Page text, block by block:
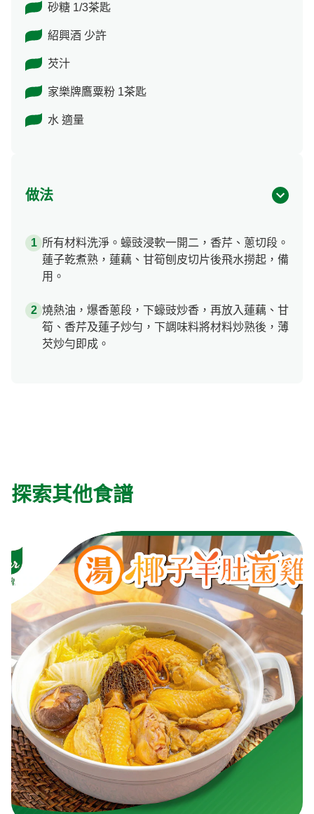
砂糖 1/3茶匙
紹興酒 少許
芡汁
家樂牌鷹粟粉 1茶匙
水 適量
做法
所有材料洗淨。蠔豉浸軟一開二，香芹、蔥切段。
蓮子乾煮熟，蓮藕、甘筍刨皮切片後飛水撈起，備
用。
燒熱油，爆香蔥段，下蠔豉炒香，再放入蓮藕、甘
筍、香芹及蓮子炒勻，下調味料將材料炒熟後，薄
芡炒勻即成。
探索其他食譜